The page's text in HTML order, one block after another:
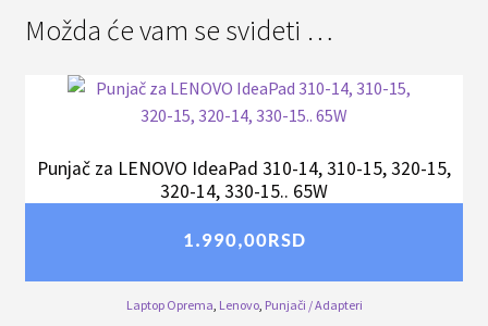
Možda će vam se svideti …
Punjač za LENOVO IdeaPad 310-14, 310-15, 320-15,
320-14, 330-15.. 65W
1.990,00RSD
Laptop Oprema Lenovo, Punjači / Adapteri